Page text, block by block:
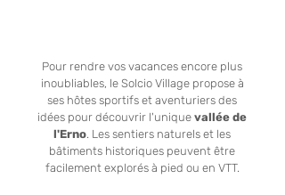
Pour rendre vos vacances encore plus
inoubliables, le Solcio Village propose à
ses hôtes sportifs et aventuriers des
idées pour découvrir l'unique vallée de
l'Erno. Les sentiers naturels et les
bâtiments historiques peuvent être
facilement explorés à pied ou en VTT.